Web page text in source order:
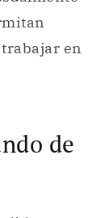
de
mundo